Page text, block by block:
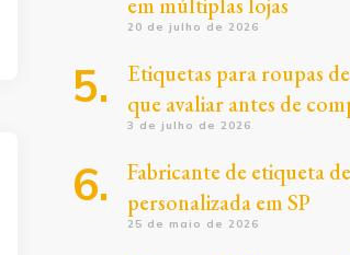
20 de julho de 2026
Etiquetas para roupas
que avaliar antes de
3 de julho de 2026
Fabricante de etiqueta
personalizada em SP
25 de maio de 2026